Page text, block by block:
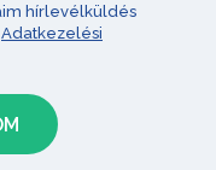
hírlevélküldés
Adatkezelési